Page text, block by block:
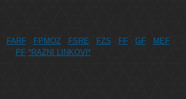
FARF FPMOZ FSRE FZS FF GF
MEF
PF *RAZNI LINKOVI*